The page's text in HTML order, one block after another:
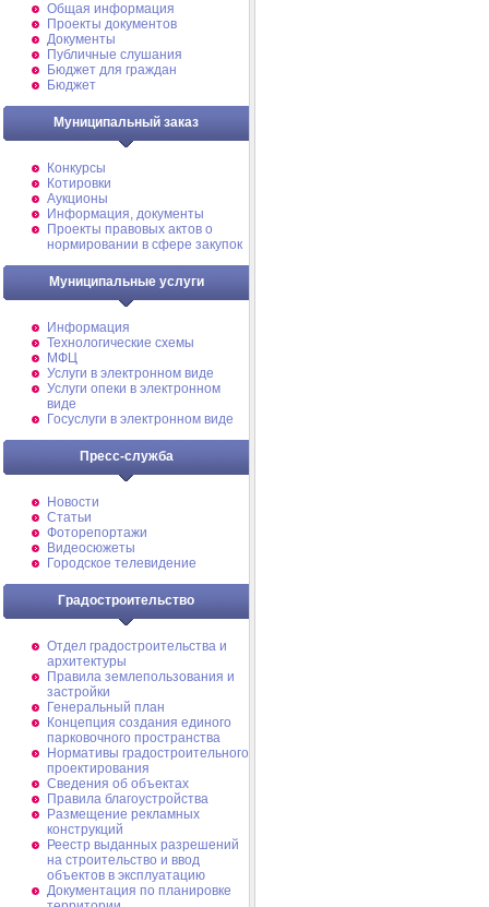
Общая информация
Проекты документов
Документы
Публичные слушания
Бюджет для граждан
Бюджет
Муниципальный заказ
Конкурсы
Котировки
Аукционы
Информация, документы
Проекты правовых актов о
нормировании в сфере закупок
Муниципальные услуги
Информация
Технологические схемы
МФЦ
Услуги в электронном виде
Услуги опеки в электронном
виде
Госуслуги в электронном виде
Пресс-служба
Новости
Статьи
Фоторепортажи
Видеосюжеты
Городское телевидение
Градостроительство
Отдел градостроительства и
архитектуры
Правила землепользования и
застройки
Генеральный план
Концепция создания единого
парковочного пространства
Нормативы градостроительного
проектирования
Сведения об объектах
Правила благоустройства
Размещение рекламных
конструкций
Реестр выданных разрешений
на строительство и ввод
объектов в эксплуатацию
Документация по планировке